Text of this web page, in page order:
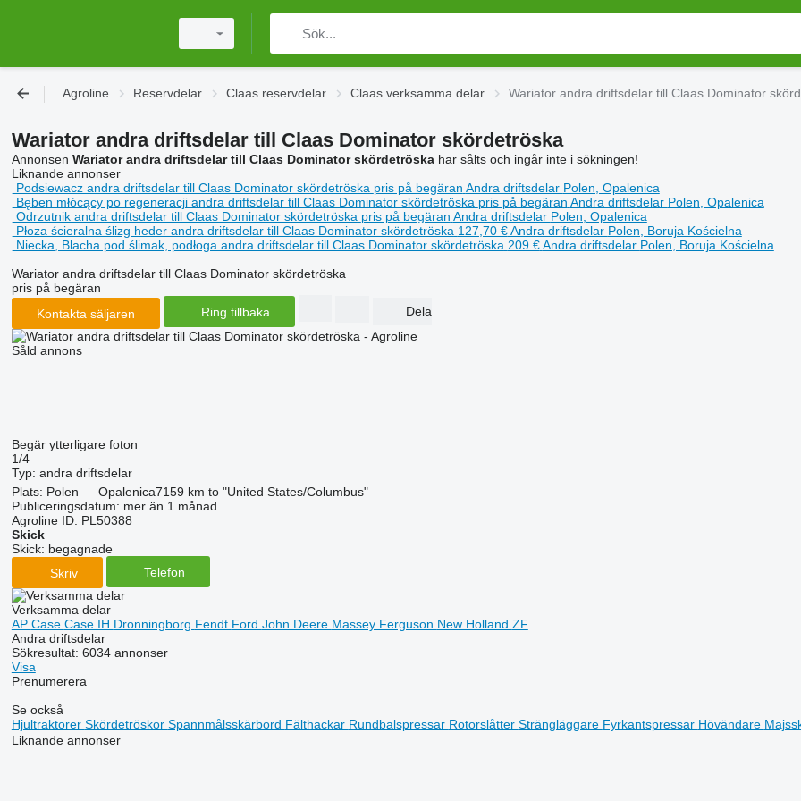
Agroline Reservdelar Claas reservdelar Claas verksamma delar Wariator andra driftsdelar till Claas Dominator
Wariator andra driftsdelar till Claas Dominator skördetröska
Annonsen Wariator andra driftsdelar till Claas Dominator skördetröskahar sålts och ingår inte i sökningen!
Liknande annonser
Podsiewacz andra driftsdelar till Claas Dominator skördetröska pris på begäran Andra driftsdelar Polen, Opalenica
Bęben młócący po regeneracji andra driftsdelar till Claas Dominator skördetröska pris på begäran Andra driftsdelar Polen, Opalenica
Odrzutnik andra driftsdelar till Claas Dominator skördetröska pris på begäran Andra driftsdelar Polen, Opalenica
Płoza ścieralna ślizg heder andra driftsdelar till Claas Dominator skördetröska 127,70 € Andra driftsdelar Polen, Boruja Kościelna
Niecka, Blacha pod ślimak, podłoga andra driftsdelar till Claas Dominator skördetröska 209 € Andra driftsdelar Polen, Boruja Kościelna
Wariator andra driftsdelar till Claas Dominator skördetröska
pris på begäran
Kontakta säljaren
Ring tillbaka Dela
Såld annons
Begär ytterligare foton
1/4
Typ: andra driftsdelar
Plats: Polen Opalenica7159 km to "United States/Columbus"
Publiceringsdatum: mer än 1 månad
Agroline ID: PL50388
Skick
Skick: begagnade
Skriv
Telefon
Verksamma delar
AP Case Case IH Dronningborg Fendt Ford John Deere Massey Ferguson New Holland ZF
Andra driftsdelar
Sökresultat: 6034 annonser
Visa
Prenumerera
Se också
Hjultraktorer Skördetröskor Spannmålsskärbord Fälthackar Rundbalspressar Rotorslåtter Strängläggare Fyrkantspressar Hövändare
Liknande annonser